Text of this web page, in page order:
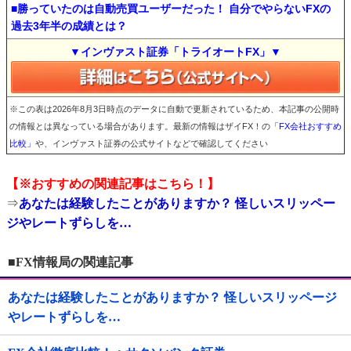
■勝っていたのは自動売買ユーザーだった！ 自分でやらないFXの
過去3年半の成績とは？
▼インヴァスト証券「トライオートFX」▼
※この表は2026年8月3日時点のデータに自動で更新されているため、本記事の公開時
の情報とは異なっている場合があります。最新の情報はザイFX！の 「FX会社おすすめ
比較」 や、インヴァスト証券の公式サイトなどで確認してください
【※おすすめの関連記事はこちら！】
⇒あなたは経験したことがありますか？ 怪しいスリッペー
ジやレートずらしを…
■FX情報局の関連記事
あなたは経験したことがありますか？ 怪しいスリッページ
やレートずらしを…